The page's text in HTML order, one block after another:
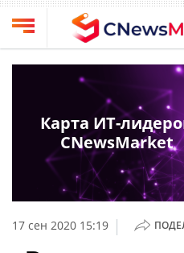
Выбрать
провайдера
Компании
обзоры
CNews
Конференции
Техника
17 сен 2020 15:19 |
Карта ИТ-
CNewsMarket